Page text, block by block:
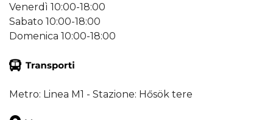
Venerdì 10:00-18:00
Sabato 10:00-18:00
Domenica 10:00-18:00
Metro: Linea M1 - Stazione: Hősök tere